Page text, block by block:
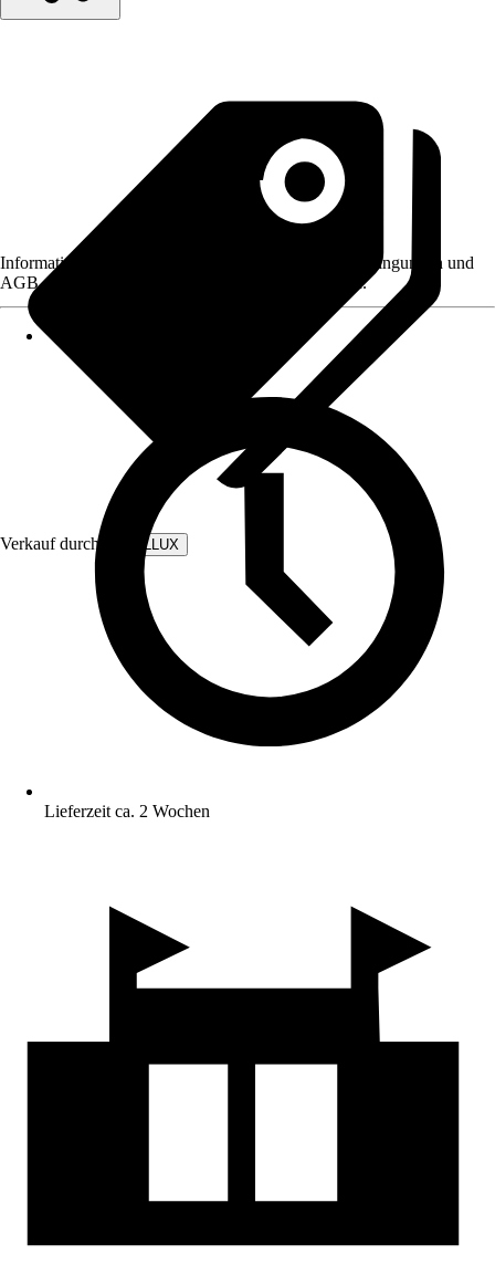
Verkauf durch: WALLLUX
Informationen des Verkäufers, wie z. B. Rückgabebedingungen und
AGB, finden Sie bei Klick auf den Verkäufernamen.
Lieferzeit ca. 2 Wochen